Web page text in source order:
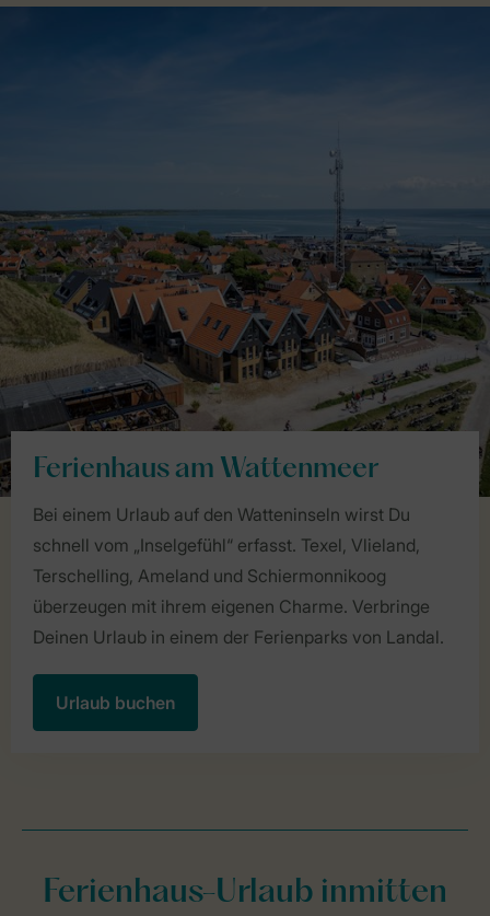
Ferienhaus am Wattenmeer
Bei einem Urlaub auf den Watteninseln wirst Du
schnell vom „Inselgefühl“ erfasst. Texel, Vlieland,
Terschelling, Ameland und Schiermonnikoog
überzeugen mit ihrem eigenen Charme. Verbringe
Deinen Urlaub in einem der Ferienparks von Landal.
Urlaub buchen
Ferienhaus-Urlaub inmitten